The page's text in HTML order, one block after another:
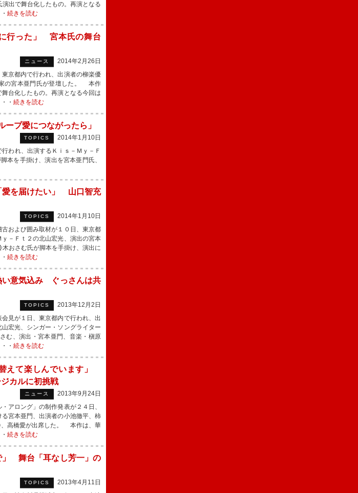
出で舞台化したもの。再演となる
続きを読む
行った」 宮本氏の舞台
ニュース
2014年2月26日
京都内で行われ、出演者の柳楽優
の宮本亜門氏が登壇した。 本作
台化したもの。再演となる今回は
・ 続きを読む
プ愛につながったら」
TOPICS
2014年1月10日
われ、出演するＫｉｓ－Ｍｙ－Ｆ
本を手掛け、演出を宮本亜門氏、
愛を届けたい」 山口智充
TOPICS
2014年1月10日
および囲み取材が１０日、東京都
－Ｆｔ２の北山宏光、演出の宮本
おさむ氏が脚本を手掛け、演出に
続きを読む
い意気込み ぐっさんは共
TOPICS
2013年12月2日
見が１日、東京都内で行われ、出
宏光、シンガー・ソングライター
む、演出・宮本亜門、音楽・槇原
・ 続きを読む
えて楽しんでいます」
カルに初挑戦
ニュース
2013年9月24日
アロング」の制作発表が２４日、
宮本亜門、出演者の小池徹平、柿
、高橋愛が出席した。 本作は、華
続きを読む
」 舞台「耳なし芳一」の
TOPICS
2013年4月11日